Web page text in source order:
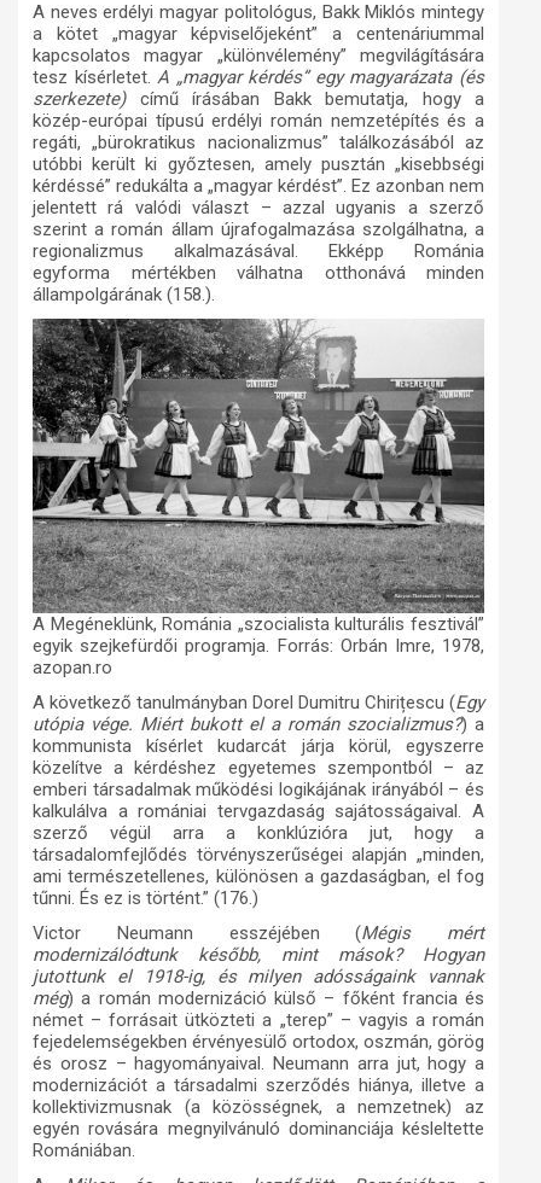
A neves erdélyi magyar politológus, Bakk Miklós mintegy
a kötet „magyar képviselőjeként” a centenáriummal
kapcsolatos magyar „különvélemény” megvilágítására
tesz kísérletet.A „magyar kérdés” egy magyarázata (és
szerkezete)című írásában Bakk bemutatja, hogy a
közép-európai típusú erdélyi román nemzetépítés és a
regáti, „bürokratikus nacionalizmus” találkozásából az
utóbbi került ki győztesen, amely pusztán „kisebbségi
kérdéssé” redukálta a „magyar kérdést”. Ez azonban nem
jelentett rá valódi választ – azzal ugyanis a szerző
szerint a román állam újrafogalmazása szolgálhatna, a
regionalizmus alkalmazásával. Ekképp Románia
egyforma mértékben válhatna otthonává minden
állampolgárának (158.).
A Megéneklünk, Románia „szocialista kulturális fesztivál”
egyik szejkefürdői programja. Forrás: Orbán Imre, 1978,
azopan.ro
A következő tanulmányban Dorel Dumitru Chirițescu (Egy
utópia vége. Miért bukott el a román szocializmus?) a
kommunista kísérlet kudarcát járja körül, egyszerre
közelítve a kérdéshez egyetemes szempontból – az
emberi társadalmak működési logikájának irányából – és
kalkulálva a romániai tervgazdaság sajátosságaival. A
szerző végül arra a konklúzióra jut, hogy a
társadalomfejlődés törvényszerűségei alapján „minden,
ami természetellenes, különösen a gazdaságban, el fog
tűnni. És ez is történt.” (176.)
Victor Neumann esszéjében (Mégis mért
modernizálódtunk később, mint mások? Hogyan
jutottunk el 1918-ig, és milyen adósságaink vannak
még) a román modernizáció külső – főként francia és
német – forrásait ütközteti a „terep” – vagyis a román
fejedelemségekben érvényesülő ortodox, oszmán, görög
és orosz – hagyományaival. Neumann arra jut, hogy a
modernizációt a társadalmi szerződés hiánya, illetve a
kollektivizmusnak (a közösségnek, a nemzetnek) az
egyén rovására megnyilvánuló dominanciája késleltette
Romániában.